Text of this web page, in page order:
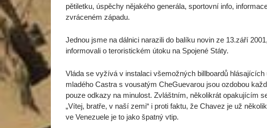
pětiletku, úspěchy nějakého generála, sportovní info,
zvráceném západu.
Jednou jsme na dálnici narazili do balíku novin ze 13.září
informovali o teroristickém útoku na Spojené Státy.
Vláda se vyžívá v instalaci všemožných billboardů
mladého Castra s vousatým CheGuevarou jsou ozdobou
pouze odkazy na minulost. Zvláštním, několikrát opakujícím
„Vítej, bratře, v naší zemi“ i proti faktu, že Chavez je už
ve Venezuele je to jako špatný vtip.